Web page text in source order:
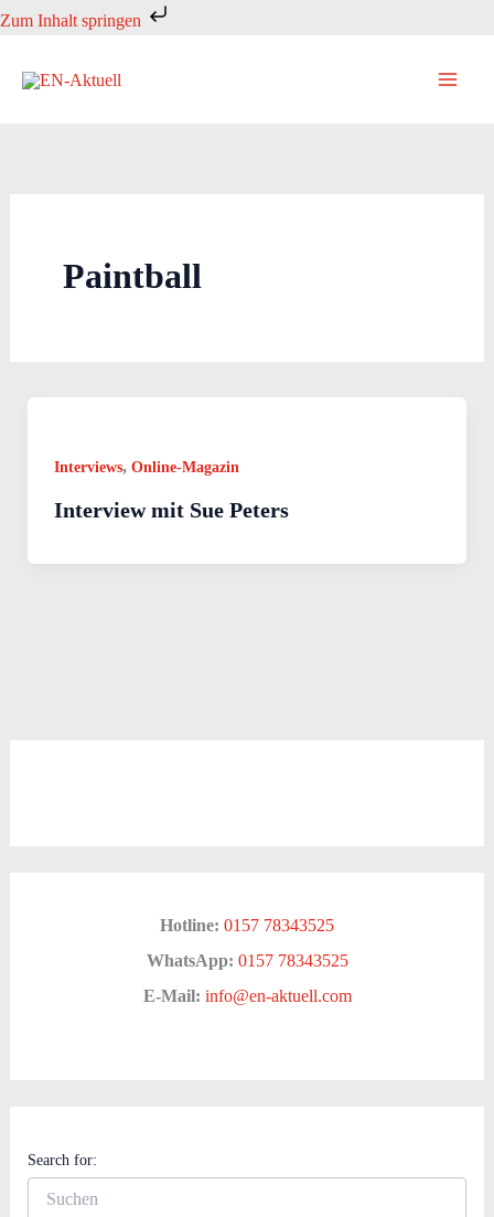
Zum Inhalt springen
Zum
springen
Paintball
Interviews, Online-Magazin
Interview mit Sue Peters
Hotline: 0157 78343525
WhatsApp: 0157 78343525
E-Mail: info@en-aktuell.com
Search for: